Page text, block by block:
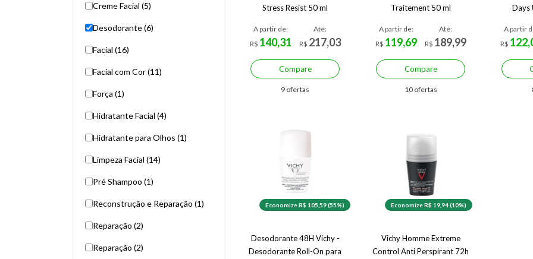
Creme Facial (5)
Desodorante (6)
Facial (16)
Facial com Cor (11)
Força (1)
Hidratante Facial (4)
Hidratante para Olhos (1)
Limpeza Facial (14)
Pré Shampoo (1)
Reconstrução e Reparação (1)
Reparação (2)
Reparação (2)
Stress Resist 50 ml
A partir de:
R$ 140,31
Até:
R$ 217,03
Compare
9 ofertas
Traitement 50 ml
A partir de:
R$ 119,69
Até:
R$ 189,99
Compare
10 ofertas
Days
A partir
R$
Economize R$ 105,59 (55%)
Desodorante 48H Vichy -
Desodorante Roll-On para
Economize R$ 19,94 (10%)
Vichy Homme Extreme
Control Anti Perspirant 72h